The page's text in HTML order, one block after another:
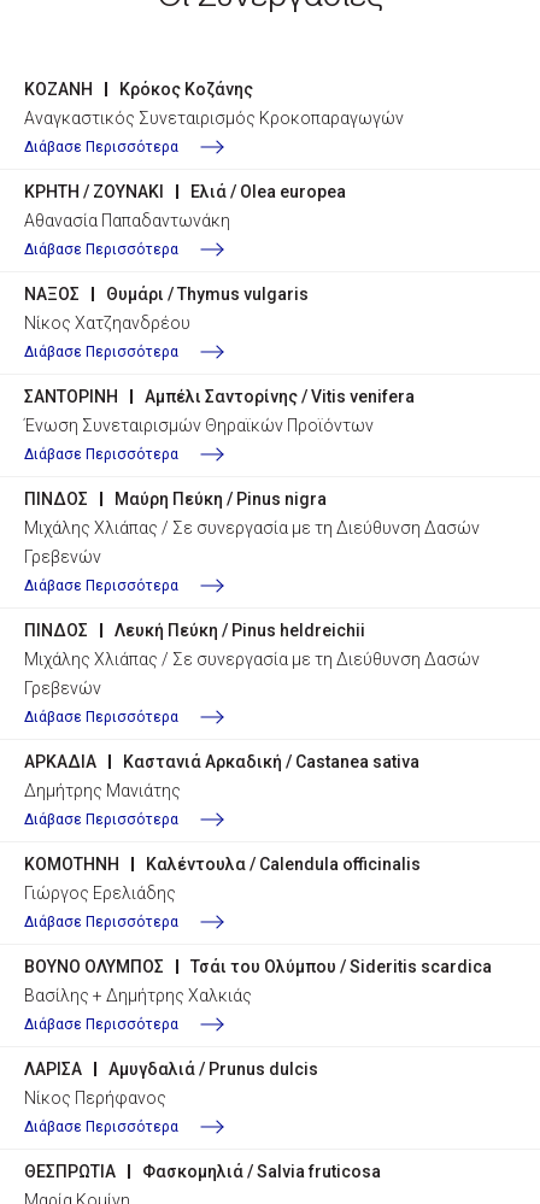
ΚΟΖΑΝΗ
Κρόκος Κοζάνης
Αναγκαστικός Συνεταιρισμός Κροκοπαραγωγών
Διάβασε Περισσότερα
ΚΡΗΤΗ / ΖΟΥΝΑΚΙ
Ελιά / Olea europea
Αθανασία Παπαδαντωνάκη
Διάβασε Περισσότερα
ΝΑΞΟΣ
Θυμάρι / Thymus vulgaris
Νίκος Χατζηανδρέου
Διάβασε Περισσότερα
ΣΑΝΤΟΡΙΝΗ
Αμπέλι Σαντορίνης / Vitis venifera
Ένωση Συνεταιρισμών Θηραϊκών Προϊόντων
Διάβασε Περισσότερα
ΠΙΝΔΟΣ
Μαύρη Πεύκη / Pinus nigra
Μιχάλης Χλιάπας / Σε συνεργασία με τη Διεύθυνση Δασών
Γρεβενών
Διάβασε Περισσότερα
ΠΙΝΔΟΣ
Λευκή Πεύκη / Pinus heldreichii
Μιχάλης Χλιάπας / Σε συνεργασία με τη Διεύθυνση Δασών
Γρεβενών
Διάβασε Περισσότερα
ΑΡΚΑΔΙΑ
Καστανιά Αρκαδική / Castanea sativa
Δημήτρης Μανιάτης
Διάβασε Περισσότερα
ΚΟΜΟΤΗΝΗ
Καλέντουλα / Calendula officinalis
Γιώργος Ερελιάδης
Διάβασε Περισσότερα
ΒΟΥΝΟ ΟΛΥΜΠΟΣ
Τσάι του Ολύμπου / Sideritis scardica
Βασίλης + Δημήτρης Χαλκιάς
Διάβασε Περισσότερα
ΛΑΡΙΣΑ
Αμυγδαλιά / Prunus dulcis
Νίκος Περήφανος
Διάβασε Περισσότερα
ΘΕΣΠΡΩΤΙΑ
Φασκομηλιά / Salvia fruticosa